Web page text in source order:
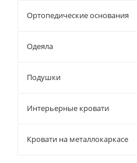
Ортопедические основания
Одеяла
Подушки
Интерьерные кровати
Кровати на металлокаркасе